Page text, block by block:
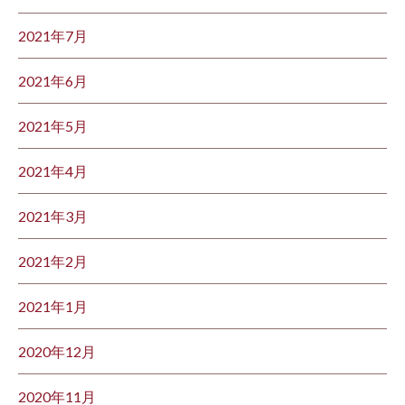
2021年7月
2021年6月
2021年5月
2021年4月
2021年3月
2021年2月
2021年1月
2020年12月
2020年11月